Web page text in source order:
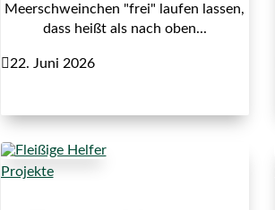
Meerschweinchen "frei" laufen lassen,
dass heißt als nach oben...
22. Juni 2026
Projekte